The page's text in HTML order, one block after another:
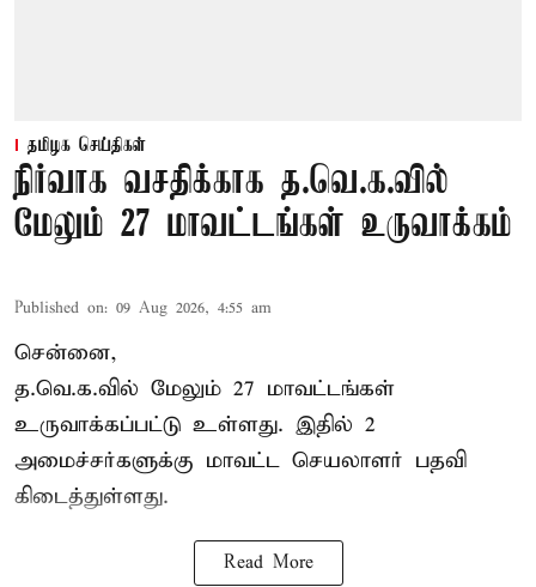
தமிழக செய்திகள்
நிர்வாக வசதிக்காக த.வெ.க.வில்
மேலும் 27 மாவட்டங்கள் உருவாக்கம்
Published on: 09 Aug 2026, 4:55 am
சென்னை,
த.வெ.க.வில் மேலும் 27 மாவட்டங்கள்
உருவாக்கப்பட்டு உள்ளது. இதில் 2
அமைச்சர்களுக்கு மாவட்ட செயலாளர் பதவி
கிடைத்துள்ளது.
Read More